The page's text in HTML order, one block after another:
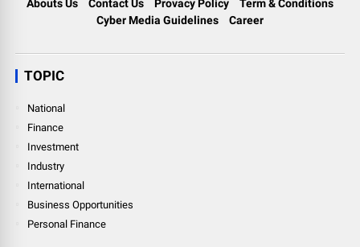
Abouts Us Contact Us Provacy Policy
Term & Conditions
Cyber Media Guidelines
Career
TOPIC
National
Finance
Investment
Industry
International
Business Opportunities
Personal Finance